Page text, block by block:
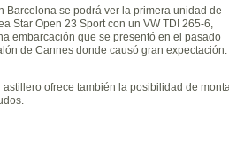
Barcelona se podrá ver la primera unidad de
Star Open 23 Sport con un VW TDI 265-6,
embarcación que se presentó en el pasado
de Cannes donde causó gran expectación.
astillero ofrece también la posibilidad de